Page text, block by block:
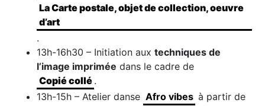
La Carte postale, objet de collection, oeuvre
d’art
.
13h-16h30 – Initiation auxtechniques de
l’image imprimée dans le cadre de
Copié collé .
13h-15h – Atelier danse Afro vibes à partir de